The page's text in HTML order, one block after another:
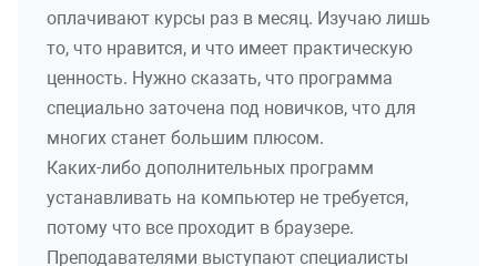
оплачивают курсы раз в месяц. Изучаю лишь
то, что нравится, и что имеет практическую
ценность. Нужно сказать, что программа
специально заточена под новичков, что для
многих станет большим плюсом.
Каких-либо дополнительных программ
устанавливать на компьютер не требуется,
потому что все проходит в браузере.
Преподавателями выступают специалисты